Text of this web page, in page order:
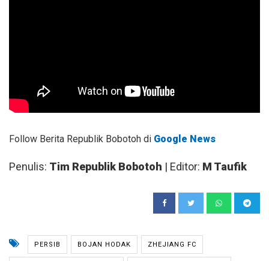
Follow Berita Republik Bobotoh di Google News
Penulis: Tim Republik Bobotoh | Editor: M Taufik
PERSIB BOJAN HODAK ZHEJIANG FC